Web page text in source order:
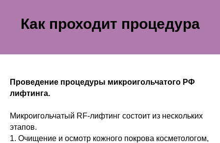
Как проходит процедура
Проведение процедуры микроигольчатого РФ
лифтинга.
Микроигольчатый RF-лифтинг состоит из нескольких
этапов.
1. Очищение и осмотр кожного покрова косметологом,